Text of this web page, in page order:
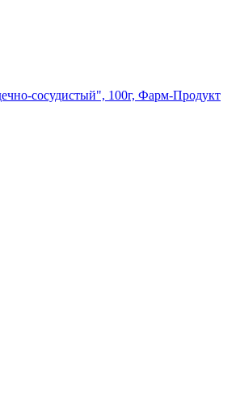
сосудистый", 100г, Фарм-Продукт